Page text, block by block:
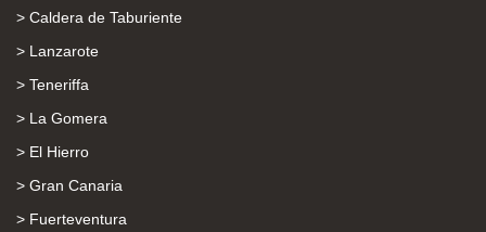
> Caldera de Taburiente
> Lanzarote
> Teneriffa
> La Gomera
> El Hierro
> Gran Canaria
> Fuerteventura